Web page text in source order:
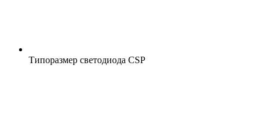
Типоразмер светодиода CSP